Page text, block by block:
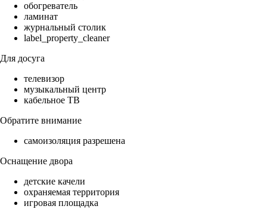
обогреватель
ламинат
журнальный столик
label_property_cleaner
Для досуга
телевизор
музыкальный центр
кабельное ТВ
Обратите внимание
самоизоляция разрешена
Оснащение двора
детские качели
охраняемая территория
игровая площадка